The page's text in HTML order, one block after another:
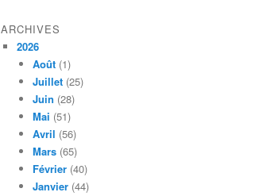
ARCHIVES
2026
Août (1)
Juillet (25)
Juin (28)
Mai (51)
Avril (56)
Mars (65)
Février (40)
Janvier (44)